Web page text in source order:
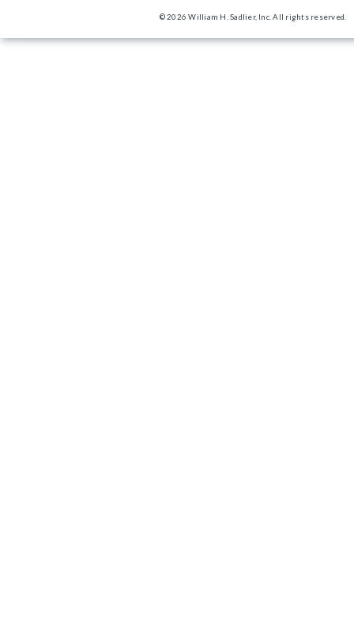
© 2026 William H. Sadlier, Inc. All rights reserved.